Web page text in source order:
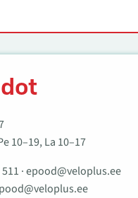
10–19, La 10–17
·epood@veloplus.ee
pood@veloplus.ee